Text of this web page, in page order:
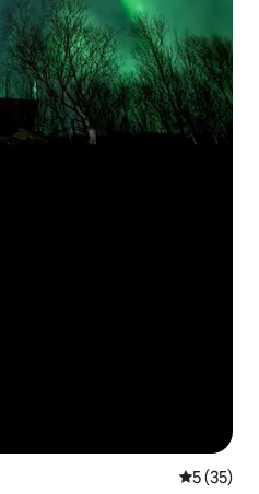
5 (35)